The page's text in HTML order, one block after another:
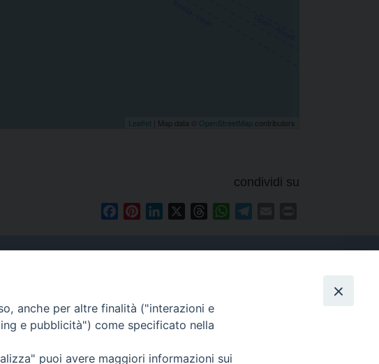
Leaflet | Map data © OpenStreetMap contributors
condividi su
FacebookPinterestLinkedIn ThreadsWhatsApp
Contatti
Tel. 090.6684111 - Fax.
anche per altre finalità ("interazioni e
e pubblicità") come specificato nella
puoi avere maggiori informazioni sui